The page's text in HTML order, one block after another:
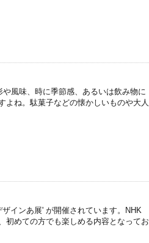
風味、時に季節感、あるいは飲み物に
よね。駄菓子などの懐かしいものや大人
インあ展' が開催されています。NHK
初めての方でも楽しめる内容となってお